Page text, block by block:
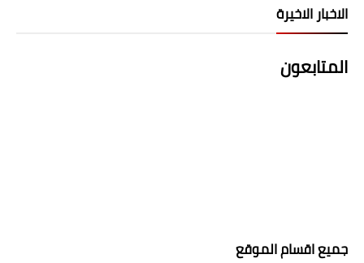
الاخبار الاخيرة
المتابعون
جميع اقسام الموقع